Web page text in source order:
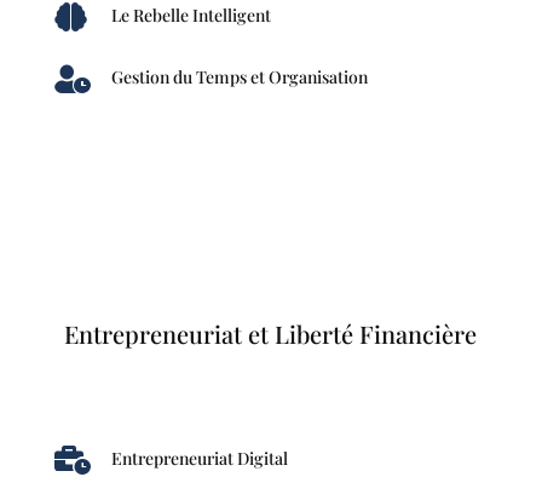
 Le Rebelle Intelligent
 Gestion du Temps et Organisation
Entrepreneuriat et Liberté Financière
 Entrepreneuriat Digital